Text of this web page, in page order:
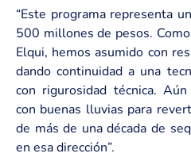
“Este programa representa
500 millones de pesos.
Elqui, hemos asumido con
dando continuidad a una
con rigurosidad técnica.
con buenas lluvias para
de más de una década de
en esa dirección”.